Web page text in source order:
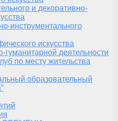
и декоративно-
инструментального
искусства
гуманитарной деятельности
по месту жительства
образовательный